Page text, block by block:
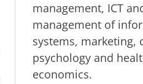
management, ICT
management of
systems, marketing,
psychology and
economics.